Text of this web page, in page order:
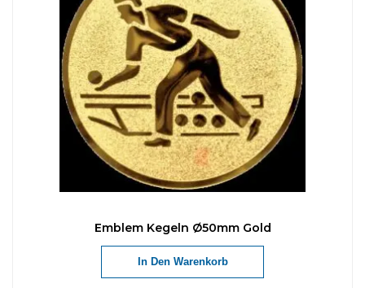
Emblem Kegeln Ø50mm Gold
In Den Warenkorb